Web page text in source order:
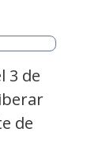
3 de
de